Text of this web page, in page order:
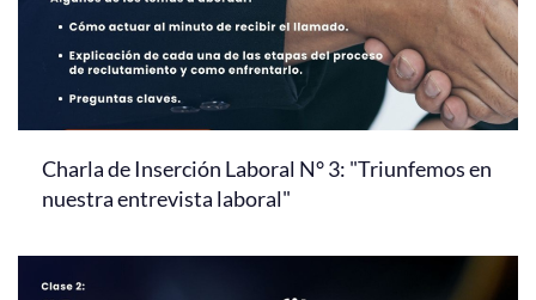
Charla de Inserción Laboral N° 3: "Triunfemos en
nuestra entrevista laboral"